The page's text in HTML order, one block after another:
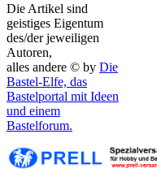
Die Artikel sind
geistiges Eigentum
des/der jeweiligen
Autoren,
alles andere © by Die
Bastel-Elfe, das
Bastelportal mit Ideen
und einem
Bastelforum.